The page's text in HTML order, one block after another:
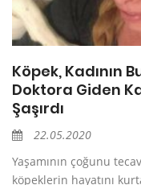
Köpek, Kadının
Doktora Giden
Şaşırdı
22.05.2020
Yaşamının çoğunu
köpeklerin hayatını